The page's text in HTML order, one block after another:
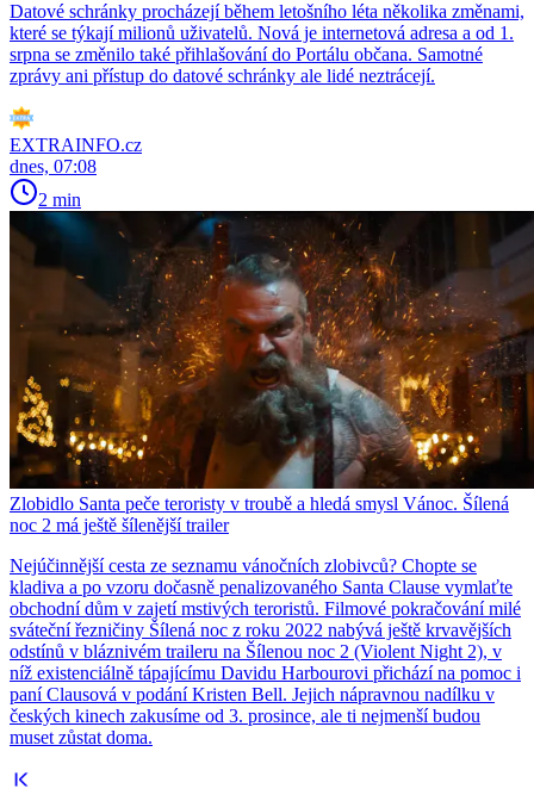
Datové schránky procházejí během letošního léta několika změnami,
které se týkají milionů uživatelů. Nová je internetová adresa a od 1.
srpna se změnilo také přihlašování do Portálu občana. Samotné
zprávy ani přístup do datové schránky ale lidé neztrácejí.
EXTRAINFO.cz
dnes, 07:08
2 min
Zlobidlo Santa peče teroristy v troubě a hledá smysl Vánoc. Šílená
noc 2 má ještě šílenější trailer
Nejúčinnější cesta ze seznamu vánočních zlobivců? Chopte se
kladiva a po vzoru dočasně penalizovaného Santa Clause vymlaťte
obchodní dům v zajetí mstivých teroristů. Filmové pokračování milé
sváteční řezničiny Šílená noc z roku 2022 nabývá ještě krvavějších
odstínů v bláznivém traileru na Šílenou noc 2 (Violent Night 2), v
níž existenciálně tápajícímu Davidu Harbourovi přichází na pomoc i
paní Clausová v podání Kristen Bell. Jejich nápravnou nadílku v
českých kinech zakusíme od 3. prosince, ale ti nejmenší budou
muset zůstat doma.